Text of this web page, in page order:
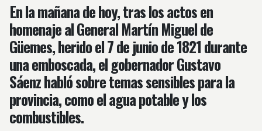
En la mañana de hoy, tras los actos en
homenaje alGeneral Martín Miguel de
Güemes, herido el 7 de junio de 1821 durante
una emboscada, el gobernadorGustavo
Sáenzhabló sobre temas sensibles para la
provincia, como el agua potable y los
combustibles.